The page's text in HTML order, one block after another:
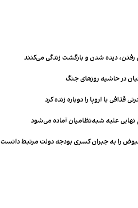
رفتن، دیده شدن و بازگشت زندگی می‌کنند
در حاشیه روزهای جنگ
با اروپا را دوباره زنده کرد
نهایی علیه شبه‌نظامیان آماده می‌شود
را به جبران کسری بودجه دولت مرتبط دانست